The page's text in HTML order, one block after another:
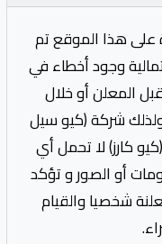
على هذا الموقع تم
وجود أخطاء في
المعلن أو خلال
شركة (كيو سيل
كارز) لا تحمل أي
أو الصور و تؤكد
شخصيا والقيام